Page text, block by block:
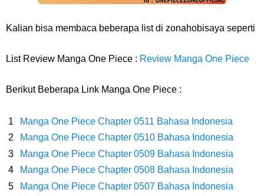
Kamu Termasuk
Arti Bendera Palau, Negara Kepulauan Yang Berada Di Kawasan
Pasifik Barat
Kalian bisa membaca beberapa list di zonahobisaya seperti
List Review Manga One Piece : Review Manga One Piece
Berikut Beberapa Link Manga One Piece :
Manga One Piece Chapter 0511 Bahasa Indonesia
Manga One Piece Chapter 0510 Bahasa Indonesia
Manga One Piece Chapter 0509 Bahasa Indonesia
Manga One Piece Chapter 0508 Bahasa Indonesia
Manga One Piece Chapter 0507 Bahasa Indonesia